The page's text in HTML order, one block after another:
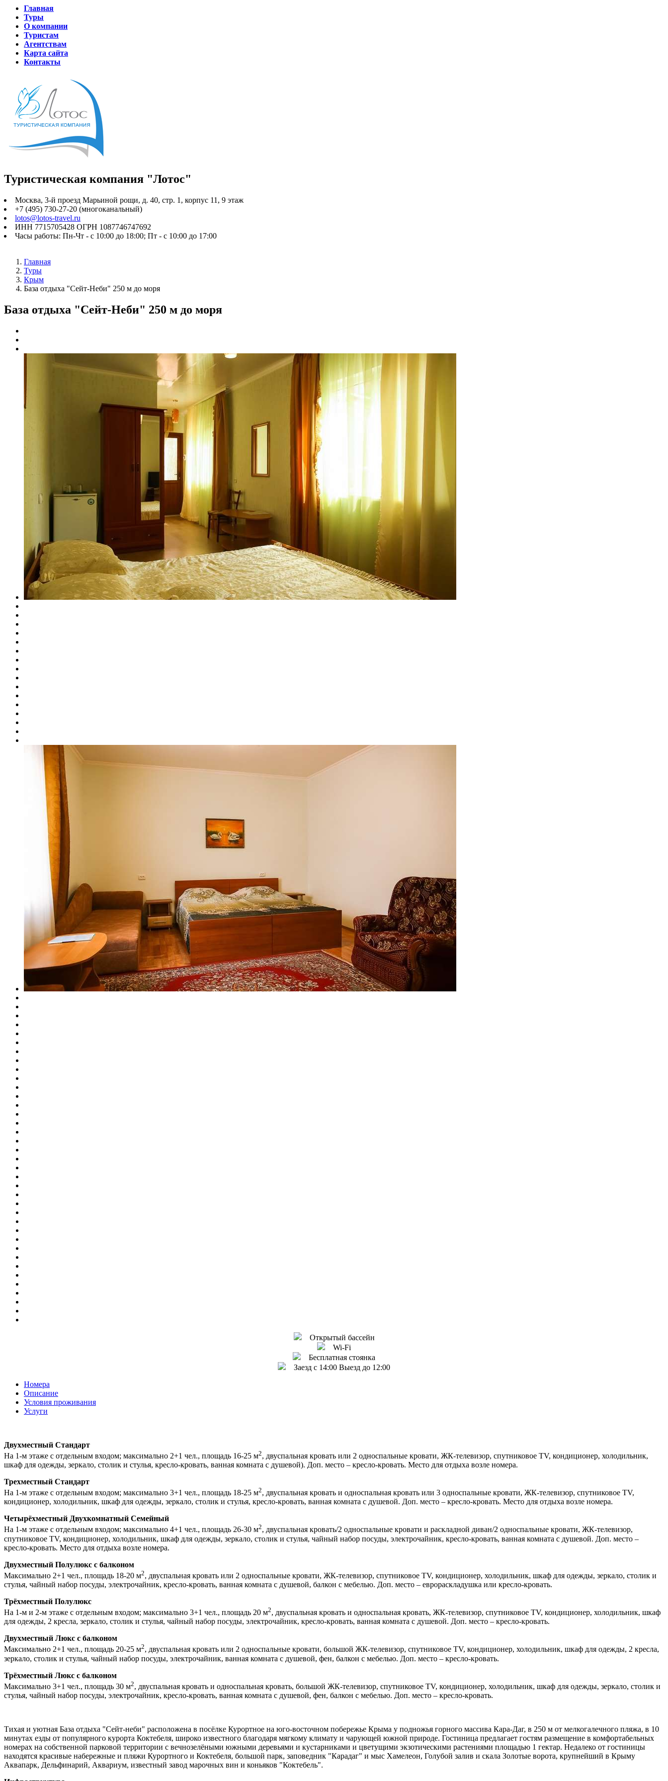
Главная
Туры
О компании
Туристам
Агентствам
Карта сайта
Контакты
Туристическая компания "Лотос"
Москва, 3-й проезд Марьиной рощи, д. 40, стр. 1, корпус 11, 9 этаж
+7 (495) 730-27-20 (многоканальный)
lotos@lotos-travel.ru
ИНН 7715705428 ОГРН 1087746747692
Часы работы: Пн-Чт - с 10:00 до 18:00; Пт - с 10:00 до 17:00
Главная
Туры
Крым
База отдыха "Сейт-Неби" 250 м до моря
База отдыха "Сейт-Неби" 250 м до моря
Открытый бассейн
Wi-Fi
Бесплатная стоянка
Заезд с 14:00 Выезд до 12:00
Номера
Описание
Условия проживания
Услуги
Двухместный Стандарт
На 1-м этаже с отдельным входом; максимально 2+1 чел., площадь 16-25 м2, двуспальная кровать или 2 односпальные кровати, ЖК-телевизор, спутниковое TV, кондиционер, холодильник,
шкаф для одежды, зеркало, столик и стулья, кресло-кровать, ванная комната с душевой). Доп. место – кресло-кровать. Место для отдыха возле номера.
Трехместный Стандарт
На 1-м этаже с отдельным входом; максимально 3+1 чел., площадь 18-25 м2, двуспальная кровать и односпальная кровать или 3 односпальные кровати, ЖК-телевизор, спутниковое TV,
кондиционер, холодильник, шкаф для одежды, зеркало, столик и стулья, кресло-кровать, ванная комната с душевой. Доп. место – кресло-кровать. Место для отдыха возле номера.
Четырёхместный Двухкомнатный Семейный
На 1-м этаже с отдельным входом; максимально 4+1 чел., площадь 26-30 м2, двуспальная кровать/2 односпальные кровати и раскладной диван/2 односпальные кровати, ЖК-телевизор,
спутниковое TV, кондиционер, холодильник, шкаф для одежды, зеркало, столик и стулья, чайный набор посуды, электрочайник, кресло-кровать, ванная комната с душевой. Доп. место –
кресло-кровать. Место для отдыха возле номера.
Двухместный Полулюкс с балконом
Максимально 2+1 чел., площадь 18-20 м2, двуспальная кровать или 2 односпальные кровати, ЖК-телевизор, спутниковое TV, кондиционер, холодильник, шкаф для одежды, зеркало, столик и
стулья, чайный набор посуды, электрочайник, кресло-кровать, ванная комната с душевой, балкон с мебелью. Доп. место – еврораскладушка или кресло-кровать.
Трёхместный Полулюкс
На 1-м и 2-м этаже с отдельным входом; максимально 3+1 чел., площадь 20 м2, двуспальная кровать и односпальная кровать, ЖК-телевизор, спутниковое TV, кондиционер, холодильник, шкаф
для одежды, 2 кресла, зеркало, столик и стулья, чайный набор посуды, электрочайник, кресло-кровать, ванная комната с душевой. Доп. место – кресло-кровать.
Двухместный Люкс c балконом
Максимально 2+1 чел., площадь 20-25 м2, двуспальная кровать или 2 односпальные кровати, большой ЖК-телевизор, спутниковое TV, кондиционер, холодильник, шкаф для одежды, 2 кресла,
зеркало, столик и стулья, чайный набор посуды, электрочайник, ванная комната с душевой, фен, балкон с мебелью. Доп. место – кресло-кровать.
Трёхместный Люкс c балконом
Максимально 3+1 чел., площадь 30 м2, двуспальная кровать и односпальная кровать, большой ЖК-телевизор, спутниковое TV, кондиционер, холодильник, шкаф для одежды, зеркало, столик и
стулья, чайный набор посуды, электрочайник, кресло-кровать, ванная комната с душевой, фен, балкон с мебелью. Доп. место – кресло-кровать.
Тихая и уютная База отдыха "Сейт-неби" расположена в посёлке Курортное на юго-восточном побережье Крыма у подножья горного массива Кара-Даг, в 250 м от мелкогалечного пляжа, в 10
минутах езды от популярного курорта Коктебеля, широко известного благодаря мягкому климату и чарующей южной природе. Гостиница предлагает гостям размещение в комфортабельных
номерах на собственной парковой территории с вечнозелёными южными деревьями и кустарниками и цветущими экзотическими растениями площадью 1 гектар. Недалеко от гостиницы
находятся красивые набережные и пляжи Курортного и Коктебеля, большой парк, заповедник "Карадаг" и мыс Хамелеон, Голубой залив и скала Золотые ворота, крупнейший в Крыму
Аквапарк, Дельфинарий, Аквариум, известный завод марочных вин и коньяков "Коктебель".